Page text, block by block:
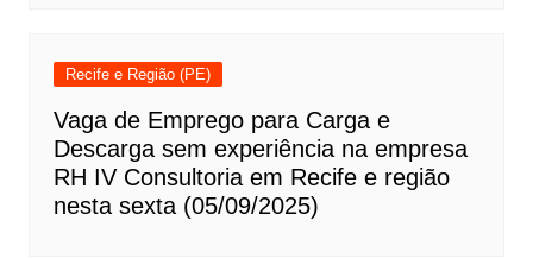
Recife e Região (PE)
Vaga de Emprego para Carga e
Descarga sem experiência na empresa
RH IV Consultoria em Recife e região
nesta sexta (05/09/2025)